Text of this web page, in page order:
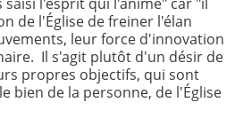
de l'Église de freiner l'élan
leur force d'innovation
Il s'agit plutôt d'un désir de
propres objectifs, qui sont
bien de la personne, de l'Église